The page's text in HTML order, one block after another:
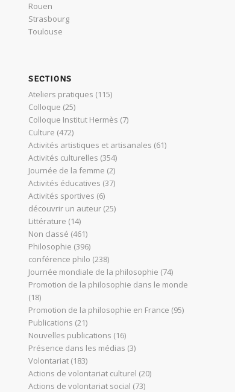
Rouen
Strasbourg
Toulouse
SECTIONS
Ateliers pratiques (115)
Colloque (25)
Colloque Institut Hermès (7)
Culture (472)
Activités artistiques et artisanales (61)
Activités culturelles (354)
Journée de la femme (2)
Activités éducatives (37)
Activités sportives (6)
découvrir un auteur (25)
Littérature (14)
Non classé (461)
Philosophie (396)
conférence philo (238)
Journée mondiale de la philosophie (74)
Promotion de la philosophie dans le monde
(18)
Promotion de la philosophie en France (95)
Publications (21)
Nouvelles publications (16)
Présence dans les médias (3)
Volontariat (183)
Actions de volontariat culturel (20)
Actions de volontariat social (73)